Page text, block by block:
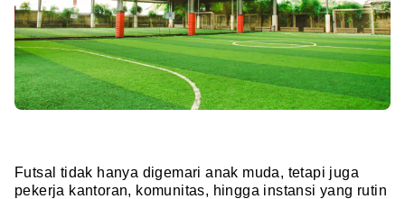
Futsal tidak hanya digemari anak muda, tetapi juga
pekerja kantoran, komunitas, hingga instansi yang rutin